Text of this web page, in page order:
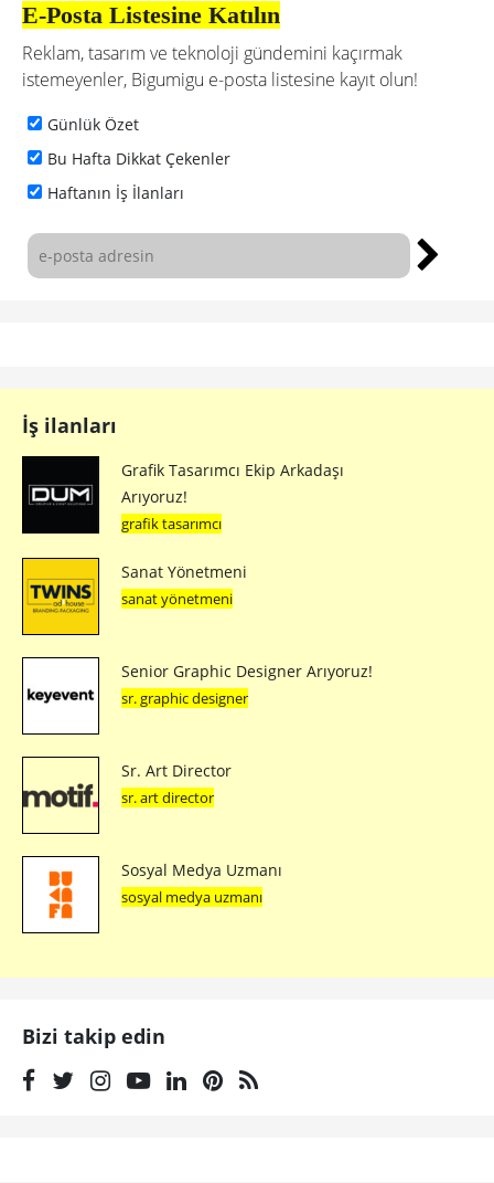
E-Posta Listesine Katılın
Reklam, tasarım ve teknoloji gündemini kaçırmak
istemeyenler, Bigumigu e-posta listesine kayıt olun!
Günlük Özet
Bu Hafta Dikkat Çekenler
Haftanın İş İlanları
İş ilanları
Grafik Tasarımcı Ekip Arkadaşı
Arıyoruz!
grafik tasarımcı
Sanat Yönetmeni
sanat yönetmeni
Senior Graphic Designer Arıyoruz!
sr. graphic designer
Sr. Art Director
sr. art director
Sosyal Medya Uzmanı
sosyal medya uzmanı
Bizi takip edin